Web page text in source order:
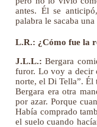
antes. Él se
palabra le sacaba
L.R.: ¿Cómo fue la
J.L.L.: Bergara
furor. Lo voy a decir
norte, el Di Tella”. Él
Bergara era otra
por azar. Porque
Había comprado
el suelo cuando